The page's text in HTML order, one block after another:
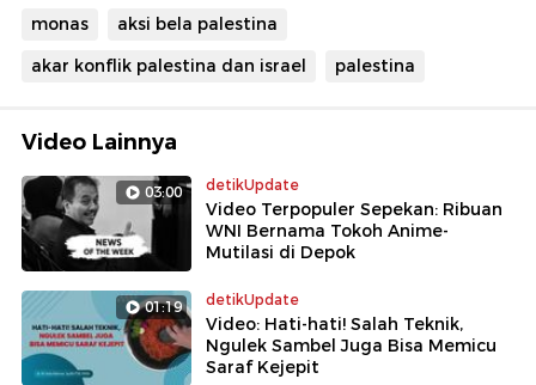
monas
aksi bela palestina
akar konflik palestina dan israel
palestina
Video Lainnya
03:00 detikUpdate
Video Terpopuler Sepekan: Ribuan
WNI Bernama Tokoh Anime-
Mutilasi di Depok
01:19 detikUpdate
Video: Hati-hati! Salah Teknik,
Ngulek Sambel Juga Bisa Memicu
Saraf Kejepit